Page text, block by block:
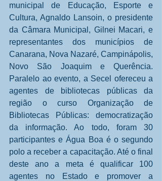
municipal de Educação, Esporte e
Cultura, Agnaldo Lansoin, o presidente
da Câmara Municipal, Gilnei Macari, e
representantes dos municípios de
Canarana, Nova Nazaré, Campinápolis,
Novo São Joaquim e Querência.
Paralelo ao evento, a Secel ofereceu a
agentes de bibliotecas públicas da
região o curso Organização de
Bibliotecas Públicas: democratização
da informação. Ao todo, foram 30
participantes e Água Boa é o segundo
polo a receber a capacitação. Até o final
deste ano a meta é qualificar 100
agentes no Estado e promover a